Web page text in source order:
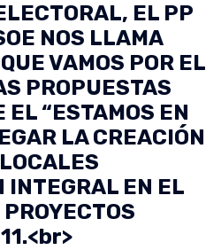
EL PP
NOS LLAMA
VAMOS POR EL
PROPUESTAS
“ESTAMOS EN
LA CREACIÓN
INTEGRAL EN EL